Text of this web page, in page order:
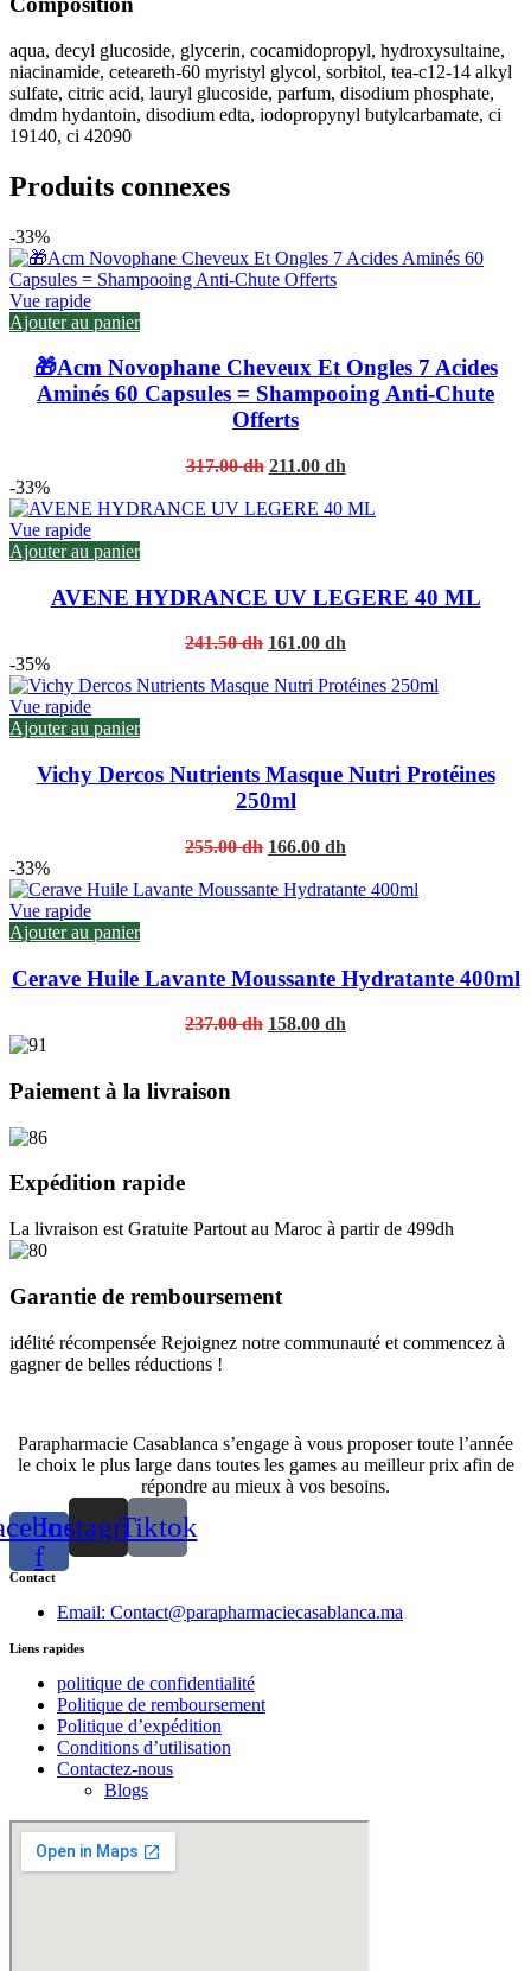
aqua, decyl glucoside, glycerin, cocamidopropyl, hydroxysultaine,
niacinamide, ceteareth-60 myristyl glycol, sorbitol, tea-c12-14 alkyl
sulfate, citric acid, lauryl glucoside, parfum, disodium phosphate,
dmdm hydantoin, disodium edta, iodopropynyl butylcarbamate, ci
19140, ci 42090
Produits connexes
-33%
Vue rapide
Ajouter au panier
🎁Acm Novophane Cheveux Et Ongles 7 Acides
Aminés 60 Capsules = Shampooing Anti-Chute
Offerts
317.00dh Original
was:
211.00 dhCurrent
is:
-33%
Vue rapide
Ajouter au panier
AVENE HYDRANCE UV LEGERE 40 ML
241.50dh Original
was:
161.00 dh
is:
-35%
Vue rapide
Ajouter au panier
Vichy Dercos Nutrients Masque Nutri Protéines
250ml
255.00dh Original
was:
166.00 dh
is:
-33%
Vue rapide
Ajouter au panier
Cerave Huile Lavante Moussante Hydratante 400ml
237.00dh Original
158.00 dh
Paiement à la livraison
Expédition rapide
La livraison est Gratuite Partout au Maroc à partir de 499dh
Garantie de remboursement
idélité récompensée Rejoignez notre communauté et commencez à
gagner de belles réductions !
Parapharmacie Casablanca s’engage à vous proposer toute l’année
le choix le plus large dans toutes les games au meilleur prix afin de
répondre au mieux à vos besoins.
f
InstagramTiktok
Contact
Email: Contact@parapharmaciecasablanca.ma
Liens rapides
politique de confidentialité
Politique de remboursement
Politique d’expédition
Conditions d’utilisation
Contactez-nous
Blogs